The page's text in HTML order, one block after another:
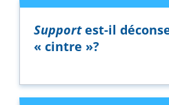
Supportest-il
« cintre »?